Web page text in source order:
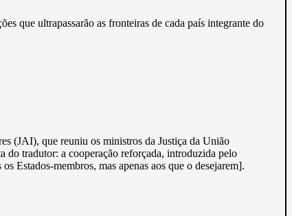
que ultrapassarão as fronteiras de cada país integrante do
(JAI), que reuniu os ministros da Justiça da União
do tradutor: a cooperação reforçada, introduzida pelo
Estados-membros, mas apenas aos que o desejarem].